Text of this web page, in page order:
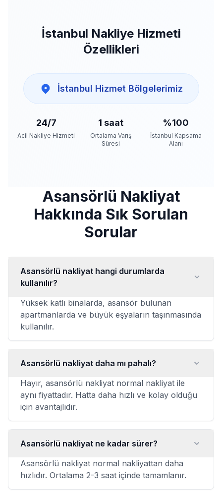
İstanbul Nakliye Hizmeti
Özellikleri
İstanbul Hizmet Bölgelerimiz
24/7
Acil Nakliye Hizmeti
1 saat
Ortalama Varış
Süresi
%100
İstanbul Kapsama
Alanı
Asansörlü Nakliyat
Hakkında Sık Sorulan
Sorular
Asansörlü nakliyat hangi durumlarda
kullanılır?
Yüksek katlı binalarda, asansör bulunan
apartmanlarda ve büyük eşyaların taşınmasında
kullanılır.
Asansörlü nakliyat daha mı pahalı?
Hayır, asansörlü nakliyat normal nakliyat ile
aynı fiyattadır. Hatta daha hızlı ve kolay olduğu
için avantajlıdır.
Asansörlü nakliyat ne kadar sürer?
Asansörlü nakliyat normal nakliyattan daha
hızlıdır. Ortalama 2-3 saat içinde tamamlanır.